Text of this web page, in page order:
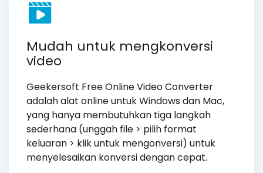
Mudah untuk mengkonversi
video
Geekersoft Free Online Video Converter
adalah alat online untuk Windows dan Mac,
yang hanya membutuhkan tiga langkah
sederhana (unggah file > pilih format
keluaran > klik untuk mengonversi) untuk
menyelesaikan konversi dengan cepat.